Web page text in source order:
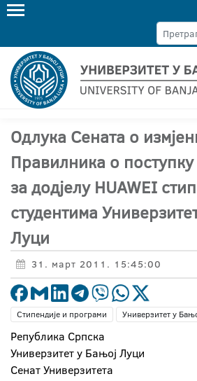
Одлука Сената о
Правилника о
за додјелу HUAWEI
студентима
Луци
31. март 2011. 15:45:00
Стипендије и програми Универзитет у
Република Српска
Универзитет у Бањој Луци
Сенат Универзитета